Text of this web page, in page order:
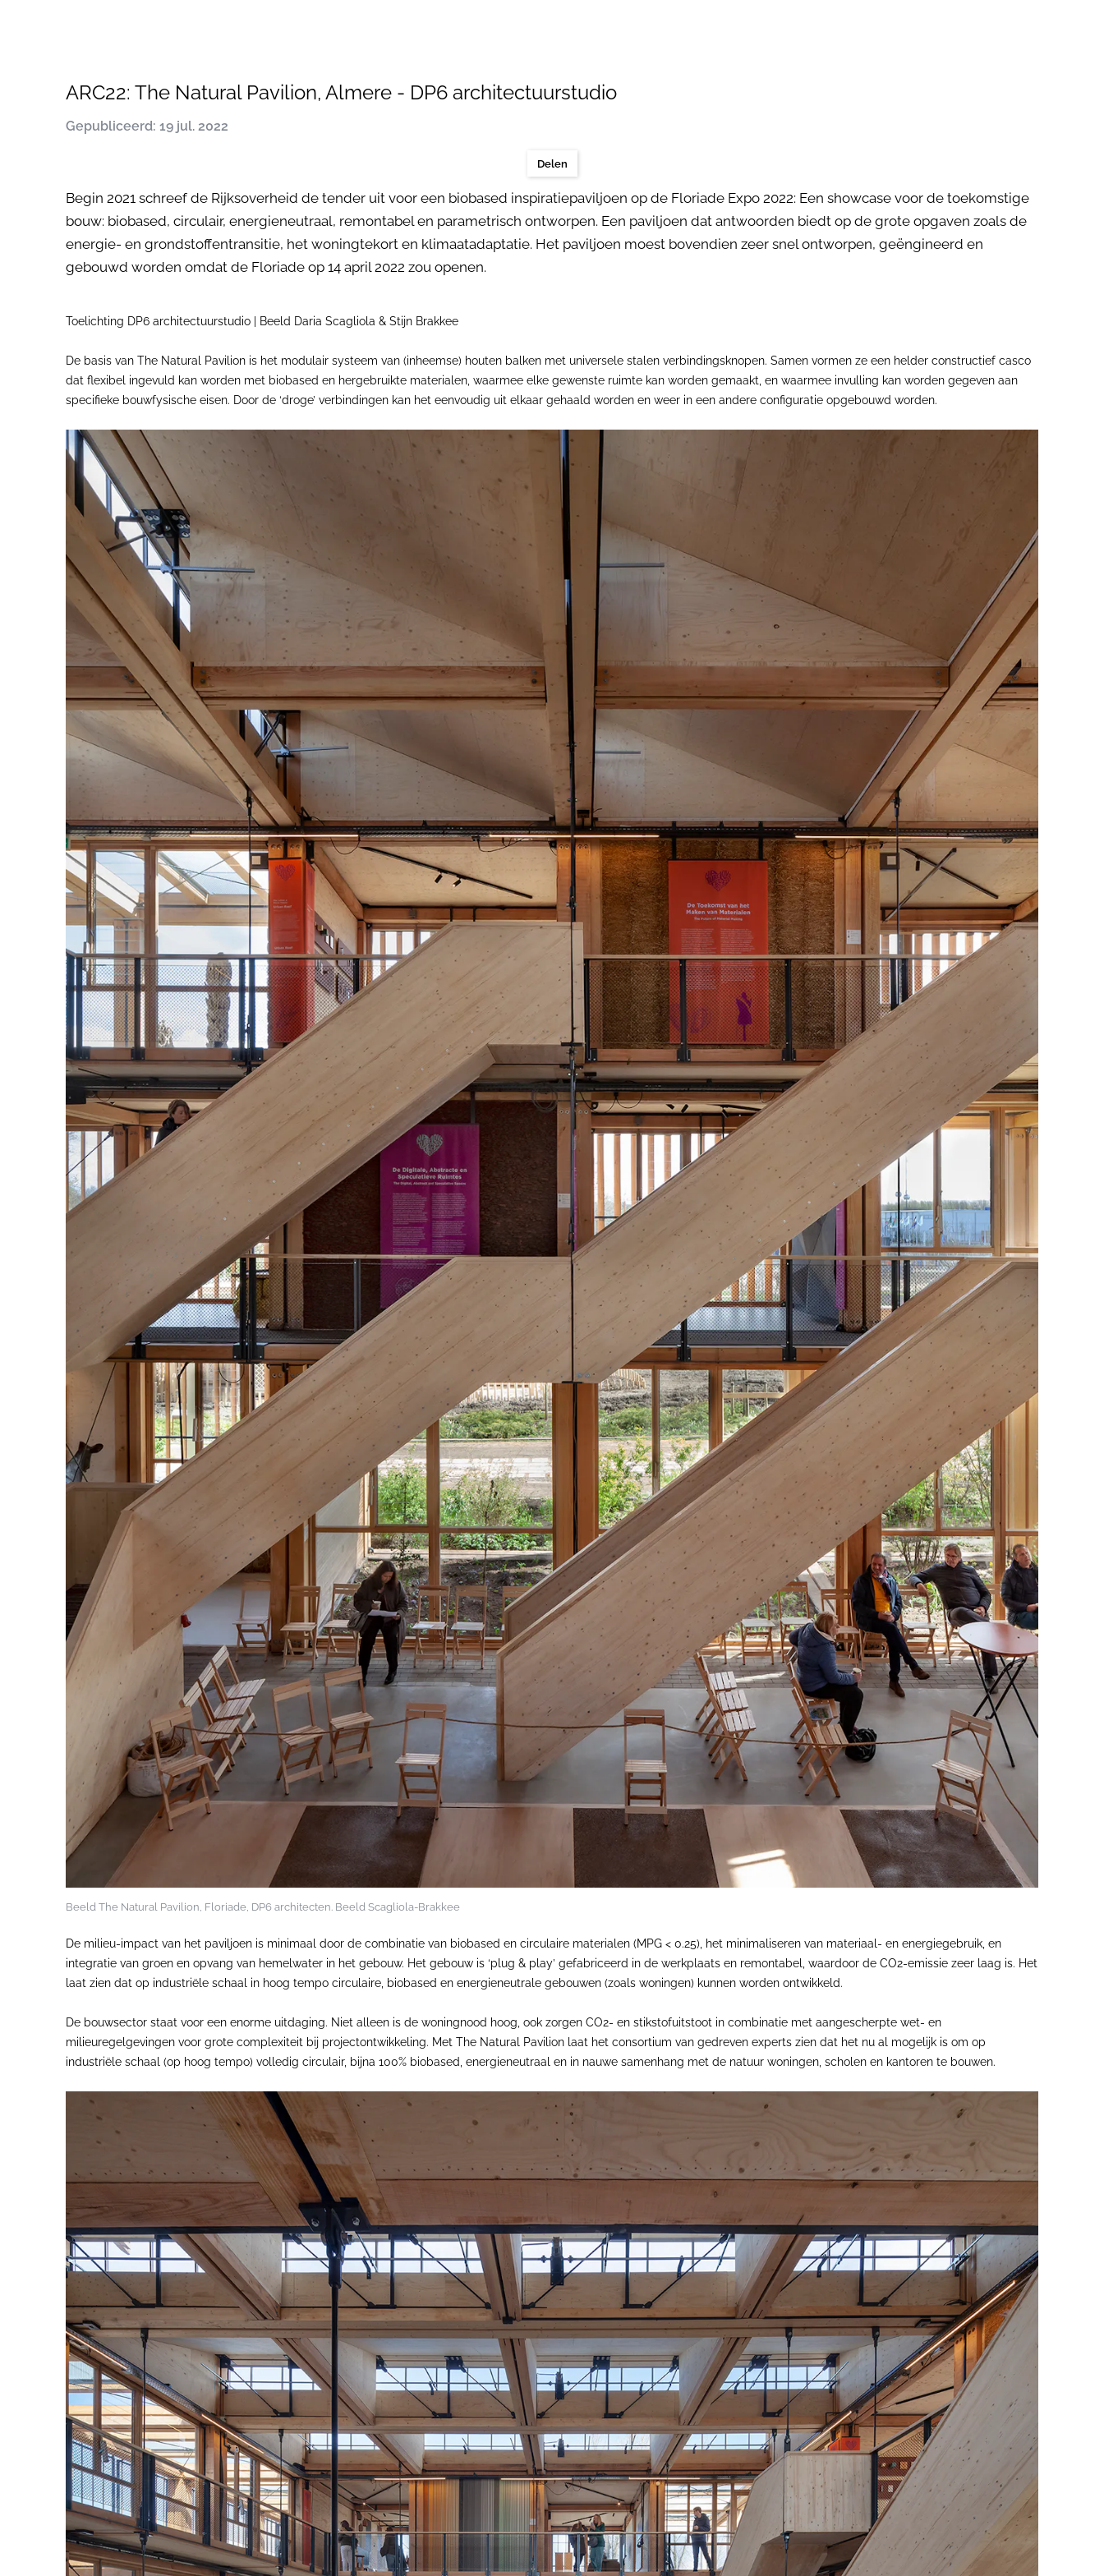
ARC22: The Natural Pavilion, Almere - DP6 architectuurstudio
Gepubliceerd: 19 jul. 2022
Delen
Begin 2021 schreef de Rijksoverheid de tender uit voor een biobased inspiratiepaviljoen op de Floriade Expo 2022: Een showcase voor de toekomstige
bouw: biobased, circulair, energieneutraal, remontabel en parametrisch ontworpen. Een paviljoen dat antwoorden biedt op de grote opgaven zoals de
energie- en grondstoffentransitie, het woningtekort en klimaatadaptatie. Het paviljoen moest bovendien zeer snel ontworpen, geëngineerd en
gebouwd worden omdat de Floriade op 14 april 2022 zou openen.
Toelichting DP6 architectuurstudio | Beeld Daria Scagliola & Stijn Brakkee
De basis van The Natural Pavilion is het modulair systeem van (inheemse) houten balken met universele stalen verbindingsknopen. Samen vormen ze een helder constructief casco
dat flexibel ingevuld kan worden met biobased en hergebruikte materialen, waarmee elke gewenste ruimte kan worden gemaakt, en waarmee invulling kan worden gegeven aan
specifieke bouwfysische eisen. Door de ‘droge’ verbindingen kan het eenvoudig uit elkaar gehaald worden en weer in een andere configuratie opgebouwd worden.
Beeld The Natural Pavilion, Floriade, DP6 architecten. Beeld Scagliola-Brakkee
De milieu-impact van het paviljoen is minimaal door de combinatie van biobased en circulaire materialen (MPG < 0.25), het minimaliseren van materiaal- en energiegebruik, en
integratie van groen en opvang van hemelwater in het gebouw. Het gebouw is ‘plug & play’ gefabriceerd in de werkplaats en remontabel, waardoor de CO2-emissie zeer laag is. Het
laat zien dat op industriële schaal in hoog tempo circulaire, biobased en energieneutrale gebouwen (zoals woningen) kunnen worden ontwikkeld.
De bouwsector staat voor een enorme uitdaging. Niet alleen is de woningnood hoog, ook zorgen CO2- en stikstofuitstoot in combinatie met aangescherpte wet- en
milieuregelgevingen voor grote complexiteit bij projectontwikkeling. Met The Natural Pavilion laat het consortium van gedreven experts zien dat het nu al mogelijk is om op
industriële schaal (op hoog tempo) volledig circulair, bijna 100% biobased, energieneutraal en in nauwe samenhang met de natuur woningen, scholen en kantoren te bouwen.